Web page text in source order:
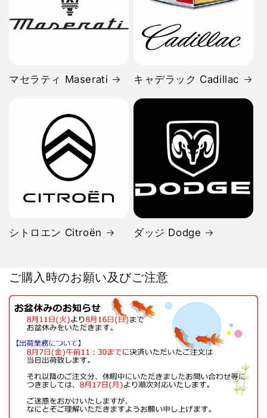
マセラティ Maserati キャデラック Cadillac
シトロエン Citroën ダッジ Dodge
ご購入時のお願い及びご注意